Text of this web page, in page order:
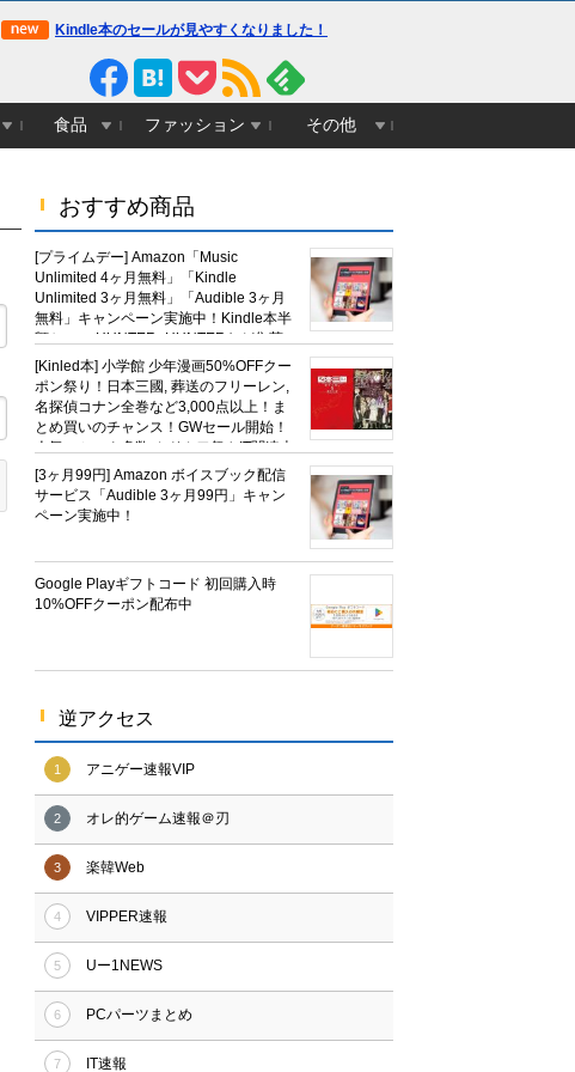
Kindle本のセールが見やすくなりました！
食品 ファッション その他
おすすめ商品
[プライムデー] Amazon「Music
Unlimited 4ヶ月無料」「Kindle
Unlimited 3ヶ月無料」「Audible 3ヶ月
無料」キャンペーン実施中！Kindle本半
額セール HUNTER×HUNTERなど集英
社、無職転生,幼女戦記など
KADOKAWA、キャプテン翼100円セー
ルも！
[Kinled本] 小学館 少年漫画50%OFFクー
ポン祭り！日本三國, 葬送のフリーレン,
名探偵コナン全巻など3,000点以上！ま
とめ買いのチャンス！GWセール開始！
人気コミック多数 カドカワ祭やIT関連本
がセールに！
[3ヶ月99円] Amazon ボイスブック配信
サービス「Audible 3ヶ月99円」キャン
ペーン実施中！
Google Playギフトコード 初回購入時
10%OFFクーポン配布中
逆アクセス
1 アニゲー速報VIP
2 オレ的ゲーム速報＠刃
3 楽韓Web
4 VIPPER速報
5 Uー1NEWS
6 PCパーツまとめ
7 IT速報